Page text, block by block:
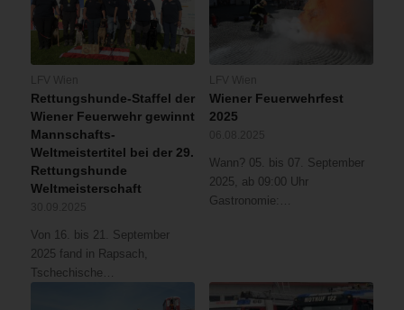
Rettungshunde-Staffel der
Wiener Feuerwehr gewinnt
Mannschafts-
Weltmeistertitel bei der 29.
Rettungshunde
Weltmeisterschaft
Von 16. bis 21. September
2025 fand in Rapsach,
Tschechische…
Wiener Feuerwehrfest
2025
Wann? 05. bis 07. September
2025, ab 09:00 Uhr
Gastronomie:…